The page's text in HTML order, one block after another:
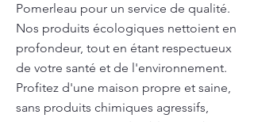
Pomerleau pour un service de qualité.
Nos produits écologiques nettoient en
profondeur, tout en étant respectueux
de votre santé et de l'environnement.
Profitez d'une maison propre et saine,
sans produits chimiques agressifs,